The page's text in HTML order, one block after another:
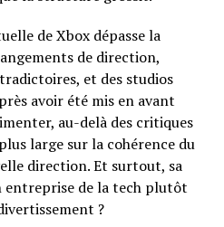
de Xbox dépasse la
de direction,
et des studios
avoir été mis en avant
au-delà des critiques
large sur la cohérence du
direction. Et surtout, sa
de la tech plutôt
?